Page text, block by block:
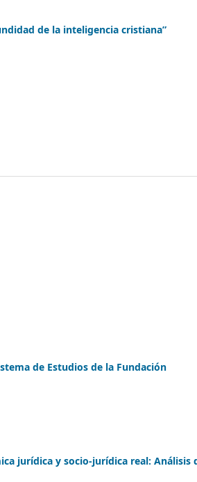
de la inteligencia cristiana”
de Estudios de la Fundación
jurídica y socio-jurídica real: Análisis